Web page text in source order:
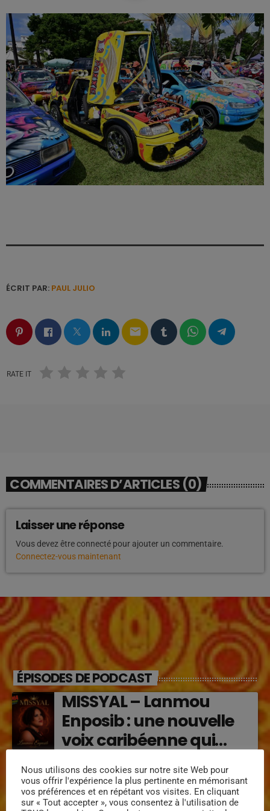
ÉCRIT PAR: PAUL JULIO
email
RATE IT
COMMENTAIRES D’ARTICLES (0)
Laisser une réponse
Vous devez être connecté pour ajouter un commentaire.
Connectez-vous maintenant
ÉPISODES DE PODCAST
MISSYAL – Lanmou
Enposib : une nouvelle
voix caribéenne qui
en musique (2026)
Régine Narou : Respekte
Mwen, la voix du respect
Nous utilisons des cookies sur notre site Web pour
vous offrir l'expérience la plus pertinente en mémorisant
vos préférences et en répétant vos visites. En cliquant
sur « Tout accepter », vous consentez à l'utilisation de